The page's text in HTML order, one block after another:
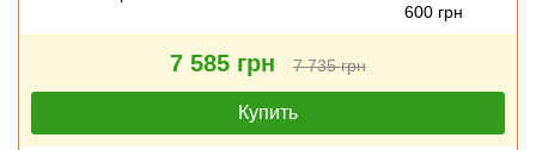
600 грн
7 585 грн 7 735 грн
Купить